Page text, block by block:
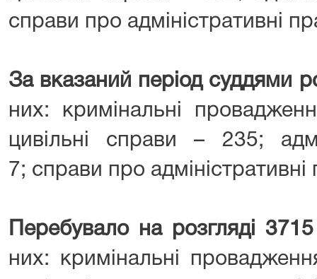
справи про адміністративні
За вказаний період суддями
них: кримінальні
цивільні справи – 235;
7; справи про
Перебувало на розгляді
них: кримінальні